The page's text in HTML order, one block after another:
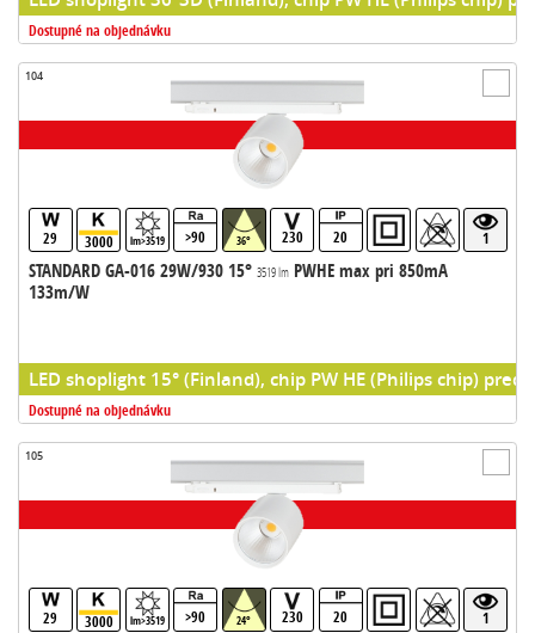
Dostupné na objednávku
104
29 3000 lm>3519 >90 36° 230 20 1
STANDARD GA-016 29W/930 15° 3519 lmPWHE max pri 850mA
133m/W
LED shoplight 15° (Finland), chip PW HE (Philips chip)
Dostupné na objednávku
105
29 3000 lm>3519 >90 24° 230 20 1